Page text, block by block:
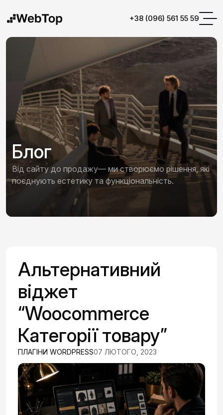
+38 (096) 561 55 59
Блог
Від сайту до продажу— ми створюємо рішення, які
поєднують естетику та функціональність.
Альтернативний
віджет
“Woocommerce
Категорії товару”
ПЛАГІНИ WORDPRESS07 ЛЮТОГО, 2023